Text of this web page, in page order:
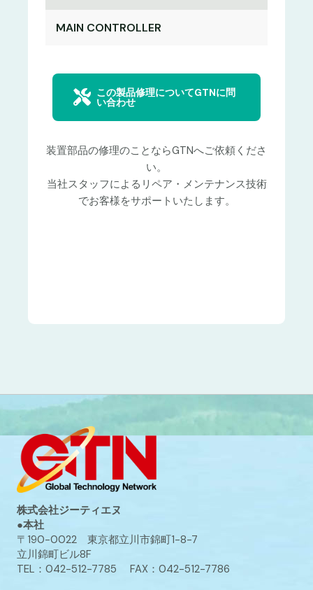
MAIN CONTROLLER
この製品修理についてGTNに問
い合わせ
装置部品の修理のことならGTNへご依頼くださ
い。
当社スタッフによるリペア・メンテナンス技術
でお客様をサポートいたします。
株式会社ジーティエヌ
●本社
〒190-0022 東京都立川市錦町1-8-7
立川錦町ビル8F
TEL：042-512-7785 FAX：042-512-7786